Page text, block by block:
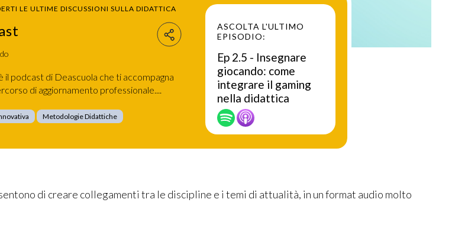
LE ULTIME DISCUSSIONI SULLA DIDATTICA
il podcast di Deascuola che ti accompagna
di aggiornamento professionale....
Metodologie Didattiche
ASCOLTA L'ULTIMO
EPISODIO:
Ep 2.5 - Insegnare
giocando: come
integrare il gaming
nella didattica
di creare collegamenti tra le discipline e i temi di attualità, in un format audio molto